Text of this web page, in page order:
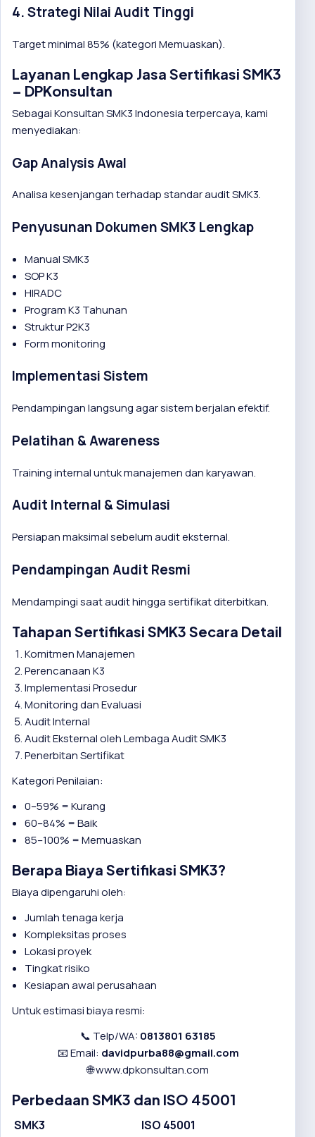
4. Strategi Nilai Audit Tinggi
Target minimal 85% (kategori Memuaskan).
Layanan Lengkap Jasa Sertifikasi SMK3
– DPKonsultan
Sebagai Konsultan SMK3 Indonesia terpercaya, kami
menyediakan:
Gap Analysis Awal
Analisa kesenjangan terhadap standar audit SMK3.
Penyusunan Dokumen SMK3 Lengkap
Manual SMK3
SOP K3
HIRADC
Program K3 Tahunan
Struktur P2K3
Form monitoring
Implementasi Sistem
Pendampingan langsung agar sistem berjalan efektif.
Pelatihan & Awareness
Training internal untuk manajemen dan karyawan.
Audit Internal & Simulasi
Persiapan maksimal sebelum audit eksternal.
Pendampingan Audit Resmi
Mendampingi saat audit hingga sertifikat diterbitkan.
Tahapan Sertifikasi SMK3 Secara Detail
Komitmen Manajemen
Perencanaan K3
Implementasi Prosedur
Monitoring dan Evaluasi
Audit Internal
Audit Eksternal oleh Lembaga Audit SMK3
Penerbitan Sertifikat
Kategori Penilaian:
0–59% = Kurang
60–84% = Baik
85–100% = Memuaskan
Berapa Biaya Sertifikasi SMK3?
Biaya dipengaruhi oleh:
Jumlah tenaga kerja
Kompleksitas proses
Lokasi proyek
Tingkat risiko
Kesiapan awal perusahaan
Untuk estimasi biaya resmi:
📞 Telp/WA: 0813801 63185
📧 Email: davidpurba88@gmail.com
🌐www.dpkonsultan.com
Perbedaan SMK3 dan ISO 45001
SMK3
ISO 45001